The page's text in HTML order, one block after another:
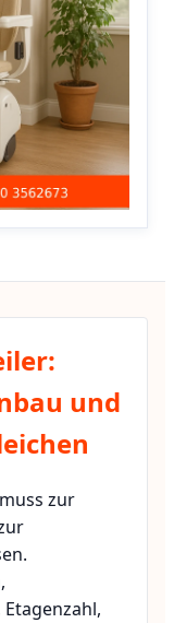
und
muss zur